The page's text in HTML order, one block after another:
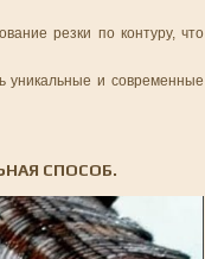
резки по контуру, что
уникальные и современные
СПОСОБ.